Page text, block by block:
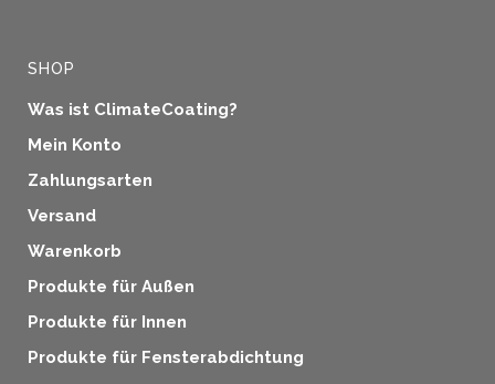
SHOP
Was ist ClimateCoating?
Mein Konto
Zahlungsarten
Versand
Warenkorb
Produkte für Außen
Produkte für Innen
Produkte für Fensterabdichtung